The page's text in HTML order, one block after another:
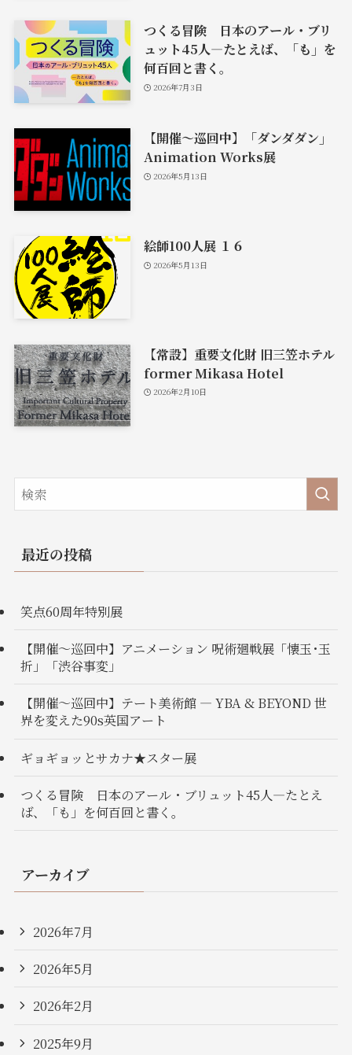
つくる冒険 日本のアール・ブリ
ュット45人―たとえば、「も」を
何百回と書く。
2026年7月3日
【開催〜巡回中】「ダンダダン」
Animation Works展
2026年5月13日
絵師100人展 １６
2026年5月13日
【常設】重要文化財 旧三笠ホテル
former Mikasa Hotel
2026年2月10日
最近の投稿
笑点60周年特別展
【開催〜巡回中】アニメーション 呪術廻戦展「懐玉･玉
折」「渋谷事変」
【開催〜巡回中】テート美術館 ― YBA & BEYOND 世
界を変えた90s英国アート
ギョギョッとサカナ★スター展
つくる冒険 日本のアール・ブリュット45人―たとえ
ば、「も」を何百回と書く。
アーカイブ
2026年7月
2026年5月
2026年2月
2025年9月